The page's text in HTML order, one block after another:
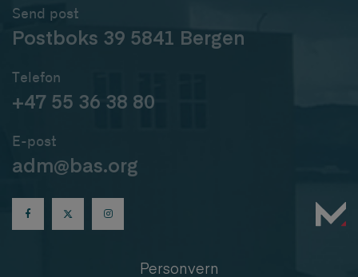
Send post
Postboks 39 5841 Bergen
Telefon
+47 55 36 38 80
E-post
adm@bas.org
Personvern